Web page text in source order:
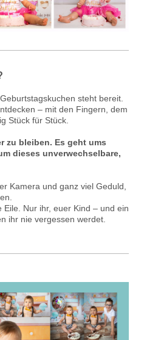
steht bereit.
– mit den Fingern, dem
Stück für Stück.
zu bleiben. Es geht ums
dieses unverwechselbare,
Kamera und ganz viel Geduld,
Eile. Nur ihr, euer Kind – und ein
ihr nie vergessen werdet.